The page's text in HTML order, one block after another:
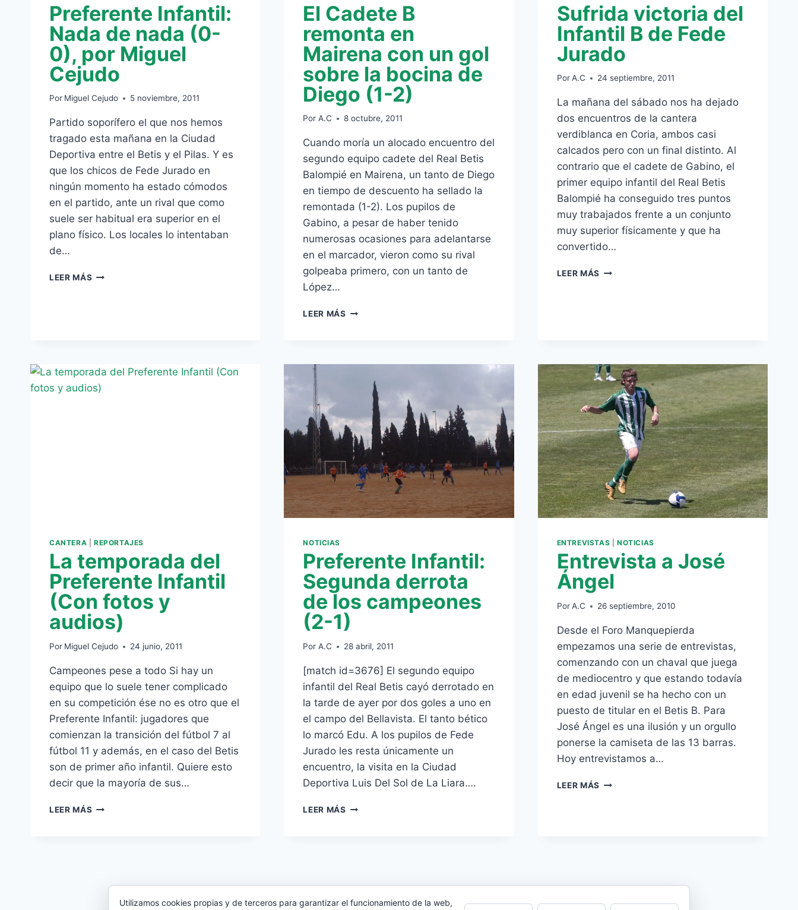
Preferente Infantil:
Nada de nada (0-
0), por Miguel
Cejudo
Por Miguel Cejudo 5 noviembre, 2011
Partido soporífero el que nos hemos
tragado esta mañana en la Ciudad
Deportiva entre el Betis y el Pilas. Y es
que los chicos de Fede Jurado en
ningún momento ha estado cómodos
en el partido, ante un rival que como
suele ser habitual era superior en el
plano físico. Los locales lo intentaban
de…
LEER MÁS PREFERENTE
MIGUEL
CEJUDO
El Cadete B
remonta en
Mairena con un gol
sobre la bocina de
Diego (1-2)
Por A.C 8 octubre, 2011
Cuando moría un alocado encuentro del
segundo equipo cadete del Real Betis
Balompié en Mairena, un tanto de Diego
en tiempo de descuento ha sellado la
remontada (1-2). Los pupilos de
Gabino, a pesar de haber tenido
numerosas ocasiones para adelantarse
en el marcador, vieron como su rival
golpeaba primero, con un tanto de
López…
LEER MÁS EL
SOBRE
LA
BOCINA
DE
DIEGO
(1-
Sufrida victoria del
Infantil B de Fede
Jurado
Por A.C 24 septiembre, 2011
La mañana del sábado nos ha dejado
dos encuentros de la cantera
verdiblanca en Coria, ambos casi
calcados pero con un final distinto. Al
contrario que el cadete de Gabino, el
primer equipo infantil del Real Betis
Balompié ha conseguido tres puntos
muy trabajados frente a un conjunto
muy superior físicamente y que ha
convertido…
LEER MÁS SUFRIDA
CANTERA REPORTAJES
La temporada del
Preferente Infantil
(Con fotos y
audios)
Por Miguel Cejudo 24 junio, 2011
Campeones pese a todo Si hay un
equipo que lo suele tener complicado
en su competición ése no es otro que el
Preferente Infantil: jugadores que
comienzan la transición del fútbol 7 al
fútbol 11 y además, en el caso del Betis
son de primer año infantil. Quiere esto
decir que la mayoría de sus…
LEER MÁS LA
AUDIOS)
NOTICIAS
Preferente Infantil:
Segunda derrota
de los campeones
(2-1)
Por A.C 28 abril, 2011
[match id=3676] El segundo equipo
infantil del Real Betis cayó derrotado en
la tarde de ayer por dos goles a uno en
el campo del Bellavista. El tanto bético
lo marcó Edu. A los pupilos de Fede
Jurado les resta únicamente un
encuentro, la visita en la Ciudad
Deportiva Luis Del Sol de La Liara….
LEER MÁS PREFERENTE
1)
ENTREVISTAS NOTICIAS
Entrevista a José
Ángel
Por A.C 26 septiembre, 2010
Desde el Foro Manquepierda
empezamos una serie de entrevistas,
comenzando con un chaval que juega
de mediocentro y que estando todavía
en edad juvenil se ha hecho con un
puesto de titular en el Betis B. Para
José Ángel es una ilusión y un orgullo
ponerse la camiseta de las 13 barras.
Hoy entrevistamos a…
LEER MÁS ENTREVISTA
Utilizamos cookies propias y de terceros para garantizar el funcionamiento de la web,